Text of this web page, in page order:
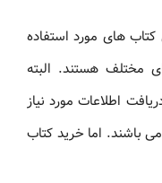
های مورد استفاده
مختلف هستند. البته
اطلاعات مورد نیاز
باشند. اما خرید کتاب